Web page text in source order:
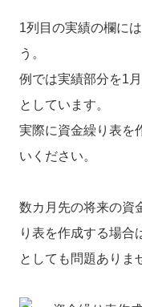
1列目の実績の欄に
う。
例では実績部分を1
としています。
実際に資金繰り表を
いください。
数カ月先の将来の資
り表を作成する場合
としても問題ありま